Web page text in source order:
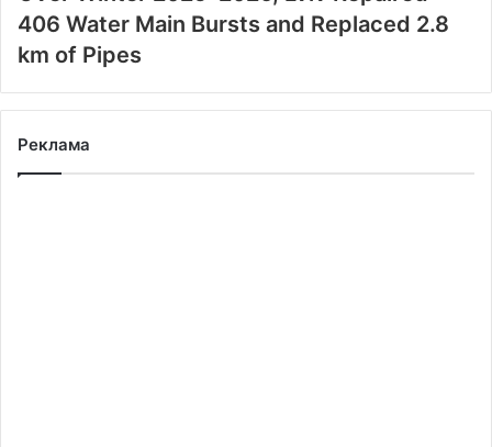
406 Water Main Bursts and Replaced 2.8
km of Pipes
Реклама